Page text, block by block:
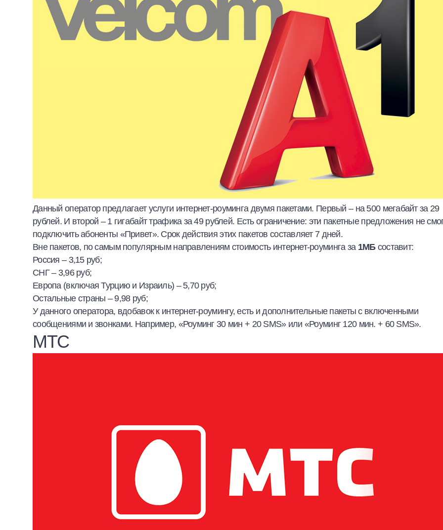
Данный оператор предлагает услуги интернет-роуминга двумя пакетами. Первый – на 500 мегабайт за 29
рублей. И второй – 1 гигабайт трафика за 49 рублей. Есть ограничение: эти пакетные предложения не
подключить абоненты «Привет». Срок действия этих пакетов составляет 7 дней.
Вне пакетов, по самым популярным направлениям стоимость интернет-роуминга за 1МБсоставит:
Россия – 3,15 руб;
СНГ – 3,96 руб;
Европа (включая Турцию и Израиль) – 5,70 руб;
Остальные страны – 9,98 руб;
У данного оператора, вдобавок к интернет-роумингу, есть и дополнительные пакеты с включенными
сообщениями и звонками. Например, «Роуминг 30 мин + 20 SMS» или «Роуминг 120 мин. + 60 SMS».
МТС